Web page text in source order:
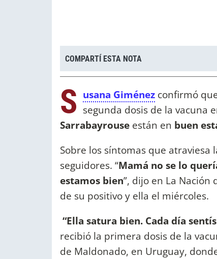
COMPARTÍ ESTA NOTA
S usana Giménez confirmó
segunda dosis de la vacuna
Sarrabayrouse están en buen
Sobre los síntomas que atraviesa
seguidores. “Mamá no se lo
estamos bien”, dijo en La
de su positivo y ella el miércoles.
“Ella satura bien. Cada día
recibió la primera dosis de la
de Maldonado, en Uruguay,